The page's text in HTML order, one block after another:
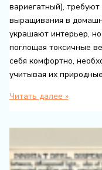
вариегатный),
выращивания в
украшают интерьер,
поглощая токсичные
себя комфортно,
учитывая их
Как
для
редких
Читать далее »